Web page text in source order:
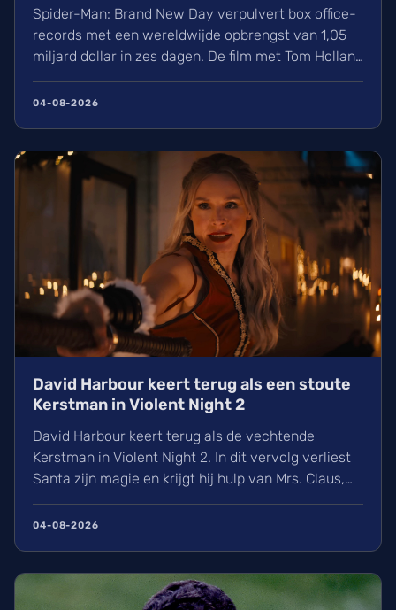
Spider-Man: Brand New Day verpulvert box office-
records met een wereldwijde opbrengst van 1,05
miljard dollar in zes dagen. De film met Tom Holland
Endgame in. Volgens hollywoodreporter.com
IMAX-release.
04-08-2026
David Harbour keert terug als een stoute
Kerstman in Violent Night 2
David Harbour keert terug als de vechtende
Kerstman in Violent Night 2. In dit vervolg verliest
Santa zijn magie en krijgt hij hulp van Mrs. Claus,
gespeeld door Kristen Bell. Ontdek alles over de
nieuwe cast met Jared Harris, het Viking-verleden
04-08-2026